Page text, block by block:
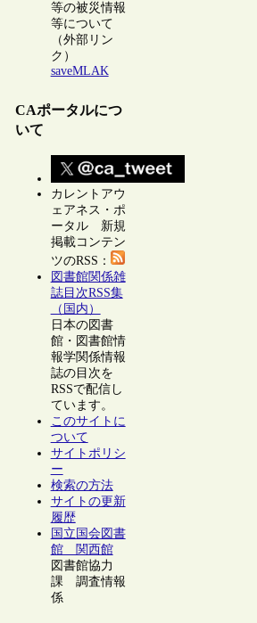
等の被災情報
等について
（外部リン
ク）
saveMLAK
CAポータルにつ
いて
カレントアウ
ェアネス・ポ
ータル 新規
掲載コンテン
ツのRSS：
図書館関係雑
誌目次RSS集
（国内）
日本の図書
館・図書館情
報学関係情報
誌の目次を
RSSで配信し
ています。
このサイトに
ついて
サイトポリシ
ー
検索の方法
サイトの更新
履歴
国立国会図書
館 関西館
図書館協力
課 調査情報
係